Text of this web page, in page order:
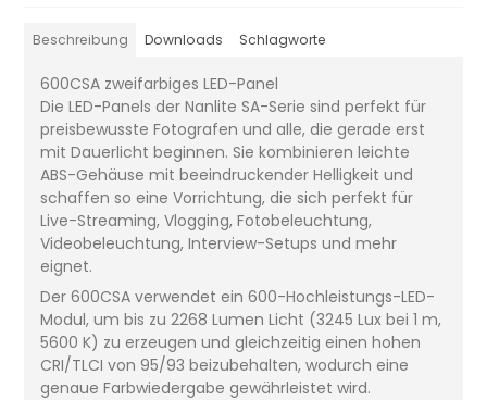
Beschreibung Downloads Schlagworte
600CSA zweifarbiges LED-Panel
Die LED-Panels der Nanlite SA-Serie sind perfekt für
preisbewusste Fotografen und alle, die gerade erst
mit Dauerlicht beginnen. Sie kombinieren leichte
ABS-Gehäuse mit beeindruckender Helligkeit und
schaffen so eine Vorrichtung, die sich perfekt für
Live-Streaming, Vlogging, Fotobeleuchtung,
Videobeleuchtung, Interview-Setups und mehr
eignet.
Der 600CSA verwendet ein 600-Hochleistungs-LED-
Modul, um bis zu 2268 Lumen Licht (3245 Lux bei 1 m,
5600 K) zu erzeugen und gleichzeitig einen hohen
CRI/TLCI von 95/93 beizubehalten, wodurch eine
genaue Farbwiedergabe gewährleistet wird.